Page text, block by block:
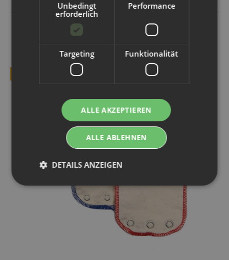
PASSENDE ARTIKEL
Unbedingt
erforderlich
Performance
Targeting Funktionalität
ALLE AKZEPTIEREN
ALLE ABLEHNEN
DETAILS ANZEIGEN